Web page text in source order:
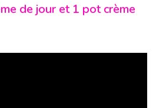
de jour et 1 pot crème